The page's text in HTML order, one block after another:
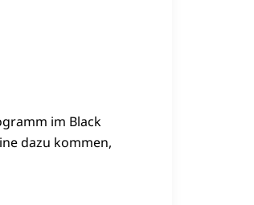
im Black
dazu kommen,